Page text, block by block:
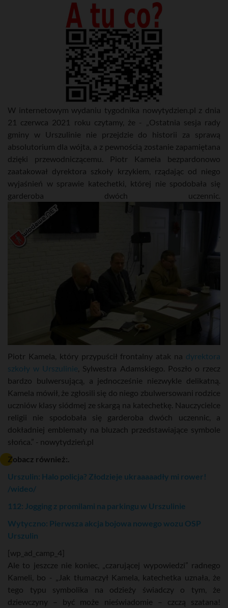
W internetowym wydaniu tygodnika nowytydzien.pl z dnia
21 czerwca 2021 roku czytamy, że - „Ostatnia sesja rady
gminy w Urszulinie nie przejdzie do historii za sprawą
absolutorium dla wójta, a z pewnością zostanie zapamiętana
dzięki przewodniczącemu. Piotr Kamela bezpardonowo
zaatakował dyrektora szkoły krzykiem, rządając od niego
wyjaśnień w sprawie katechetki, której nie spodobała się
garderoba dwóch uczennic.
Piotr Kamela, który przypuścił frontalny atak na dyrektora
szkoły w Urszulinie , Sylwestra Adamskiego. Poszło o rzecz
bardzo bulwersującą, a jednocześnie niezwykle delikatną.
Kamela mówił, że zgłosili się do niego zbulwersowani rodzice
uczniów klasy siódmej ze skargą na katechetkę. Nauczycielce
religii nie spodobała się garderoba dwóch uczennic, a
dokładniej emblematy na bluzach przedstawiające symbole
słońca.” - nowytydzień.pl
Zobacz również:.
Urszulin: Halo policja? Złodzieje ukraaaaadły mi rower!
/wideo/
112: Jogging z promilami na parkingu w Urszulinie
Wytyczno: Pierwsza akcja bojowa nowego wozu OSP
Urszulin
[wp_ad_camp_4]
Ale to jeszcze nie koniec, „czarującej wypowiedzi” radnego
Kameli, bo - „Jak tłumaczył Kamela, katechetka uznała, że
tego typu symbolika na odzieży świadczy o tym, że
dziewczyny – być może nieświadomie – czczą szatana!